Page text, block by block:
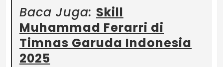
Baca Juga: Skill
Muhammad Ferarri di
Timnas Garuda Indonesia
2025